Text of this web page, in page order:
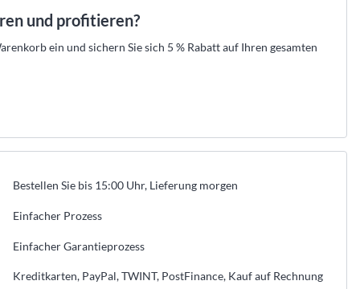
525 89 88
anzeigen
aus der Schweiz · 052 525 89 88
aus dieser Kategorie anzeigen
Beratung aus der Schweiz · 052 525 89 88
und profitieren?
ein und sichern Sie sich 5 % Rabatt auf Ihren gesamten
Bestellen Sie bis 15:00 Uhr, Lieferung morgen
Einfacher Prozess
Einfacher Garantieprozess
Kreditkarten, PayPal, TWINT, PostFinance, Kauf auf Rechnung